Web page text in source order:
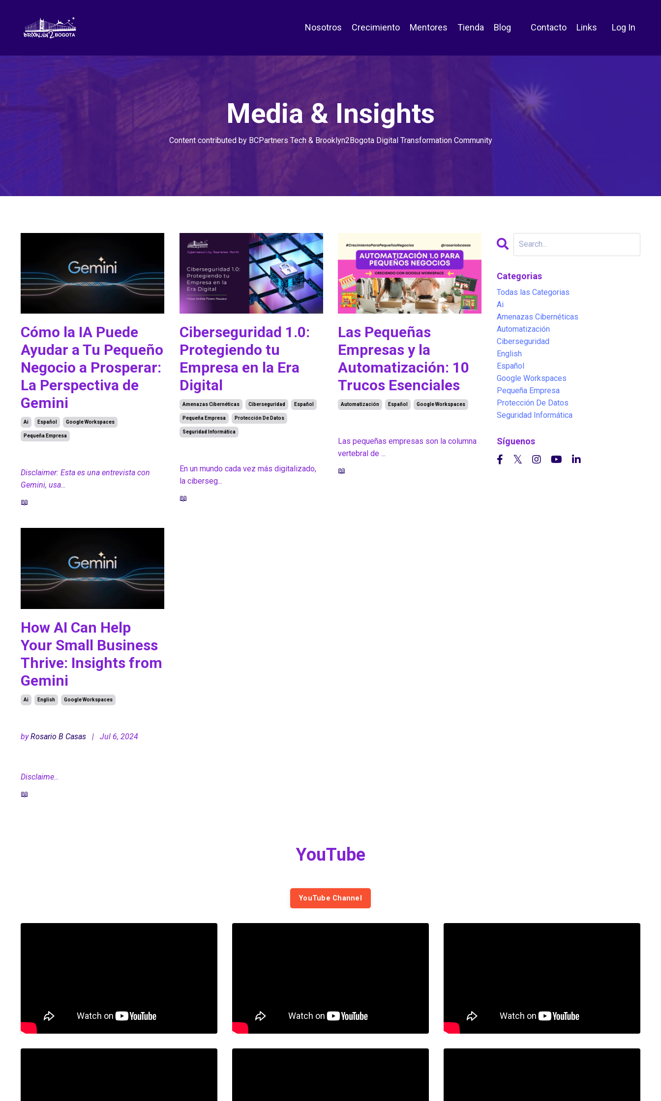
Nosotros Crecimiento Mentores Tienda Blog Contacto Links Log In
Media & Insights
Content contributed by BCPartners Tech & Brooklyn2Bogota Digital Transformation Community
Cómo la IA Puede
Ayudar a Tu Pequeño
Negocio a Prosperar:
La Perspectiva de
Gemini
Ai Español Google Workspaces
Pequeña Empresa
Disclaimer: Esta es una entrevista con
Gemini, usa...
📖
Ciberseguridad 1.0:
Protegiendo tu
Empresa en la Era
Digital
Amenazas Cibernéticas Ciberseguridad Español
Pequeña Empresa Protección De Datos
Seguridad Informática
En un mundo cada vez más digitalizado,
la ciberseg...
📖
Las Pequeñas
Empresas y la
Automatización: 10
Trucos Esenciales
Automatización Español Google Workspaces
Las pequeñas empresas son la columna
vertebral de ...
📖
How AI Can Help
Your Small Business
Thrive: Insights from
Gemini
Ai English Google Workspaces
by Rosario B Casas | Jul 6, 2024
Disclaime...
📖
Categorias
Todas las Categorias
Ai
Amenazas Cibernéticas
Automatización
Ciberseguridad
English
Español
Google Workspaces
Pequeña Empresa
Protección De Datos
Seguridad Informática
Síguenos
YouTube
YouTube Channel